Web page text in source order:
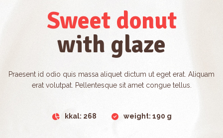
Sweet donut
with glaze
Praesent id odio quis massa aliquet dictum ut eget erat. Aliquam
erat volutpat. Pellentesque sit amet congue tellus.
kkal: 268 weight: 190 g